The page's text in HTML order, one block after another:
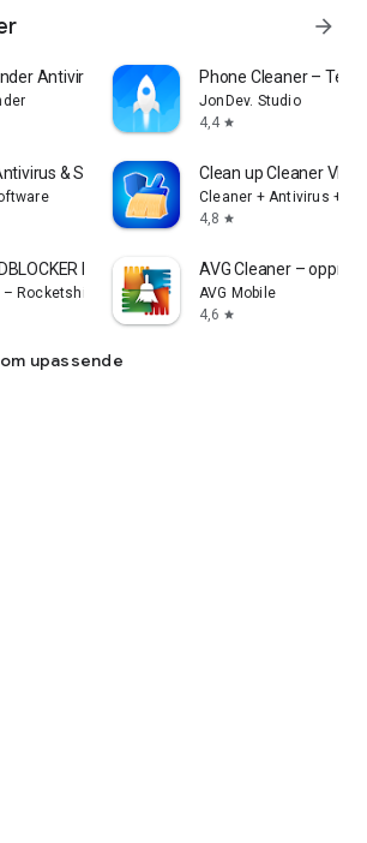
arrow_forward
Antivirus Phone Cleaner –
JonDev. Studio
4,4 star
& Sikkerhet Clean up Cleaner VPN
Cleaner + Antivirus +
4,8 star
BROWSER
Rocketshield Browser Technology Limited
AVG Cleaner –
AVG Mobile
4,6 star
upassende